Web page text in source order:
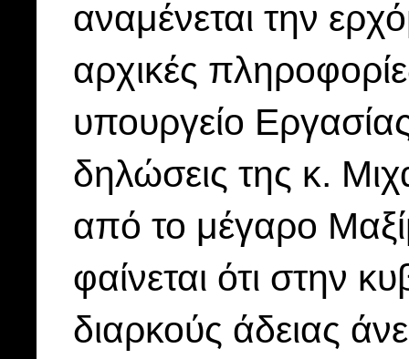
αναμένεται την
αρχικές
υπουργείο
δηλώσεις της κ.
από το μέγαρο
φαίνεται ότι στην
διαρκούς άδειας